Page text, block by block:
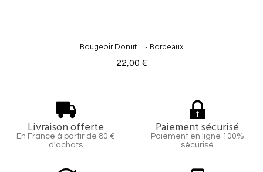
Bougeoir Donut L - Bordeaux
22,00 €
Livraison offerte
En France à partir de 80 €
d'achats
Paiement sécurisé
Paiement en ligne 100%
sécurisé